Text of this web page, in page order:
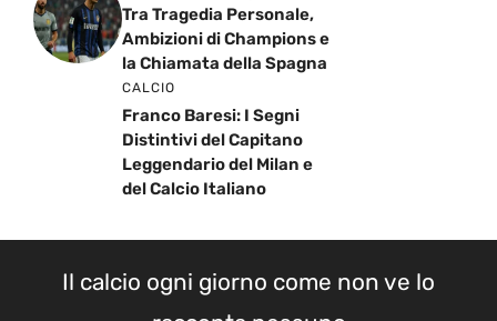
Tra Tragedia Personale,
Ambizioni di Champions e
la Chiamata della Spagna
CALCIO
Franco Baresi: I Segni
Distintivi del Capitano
Leggendario del Milan e
del Calcio Italiano
Il calcio ogni giorno come non ve lo